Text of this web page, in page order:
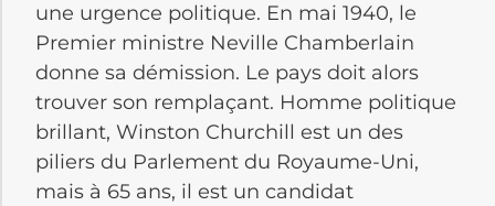
une urgence politique. En mai 1940, le
Premier ministre Neville Chamberlain
donne sa démission. Le pays doit alors
trouver son remplaçant. Homme politique
brillant, Winston Churchill est un des
piliers du Parlement du Royaume-Uni,
mais à 65 ans, il est un candidat